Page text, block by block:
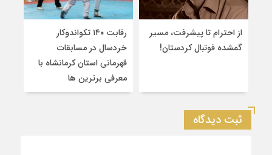
از احترام تا پیشرفت، مسیر
گمشده فوتبال کردستان!
رقابت ۱۴۰ تکواندوکار
خردسال در مسابقات
قهرمانی استان کرمانشاه با
معرفی برترین‌ ها
ثبت دیدگاه